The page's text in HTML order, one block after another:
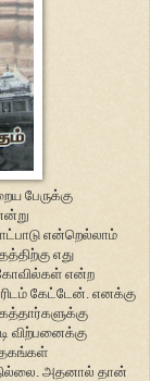
பேருக்கு
என்றெல்லாம்
எது
என்ற
கேட்டேன். எனக்கு
விற்பனைக்கு
அதனால் தான்